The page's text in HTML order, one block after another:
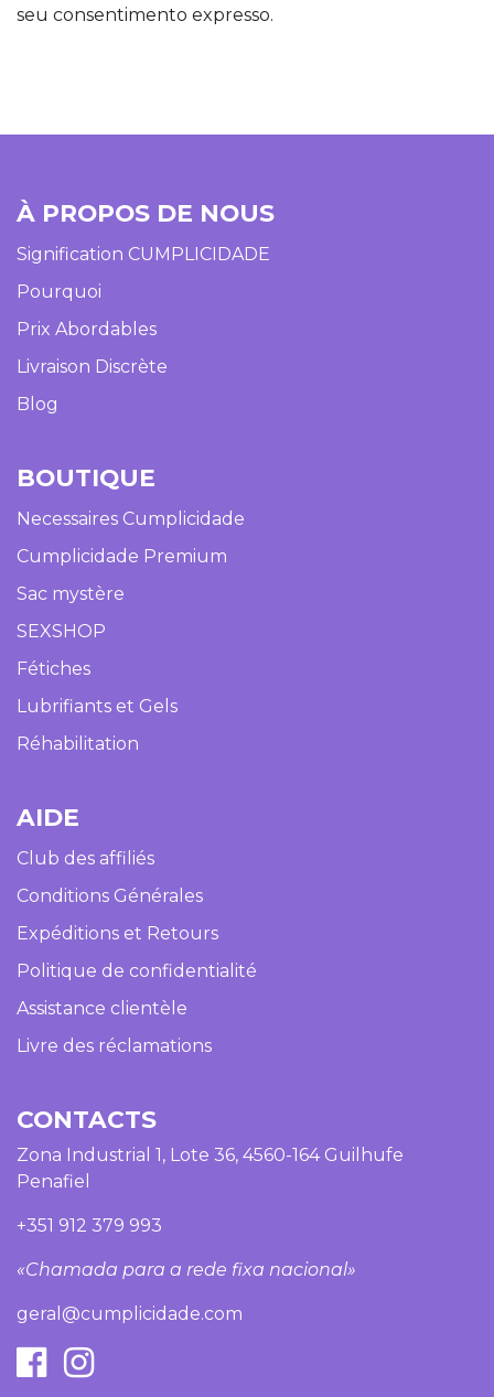
seu consentimento expresso.
À PROPOS DE NOUS
Signification CUMPLICIDADE
Pourquoi
Prix Abordables
Livraison Discrète
Blog
BOUTIQUE​
Necessaires Cumplicidade
Cumplicidade Premium
Sac mystère
SEXSHOP
Fétiches
Lubrifiants et Gels
Réhabilitation
AIDE​
Club des affiliés
Conditions Générales
Expéditions et Retours
Politique de confidentialité
Assistance clientèle
Livre des réclamations
CONTACTS
Zona Industrial 1, Lote 36, 4560-164 Guilhufe
Penafiel
+351 912 379 993
«Chamada para a rede fixa nacional»
geral@cumplicidade.com